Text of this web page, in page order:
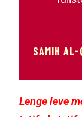
SAMIH AL-
Lenge leve